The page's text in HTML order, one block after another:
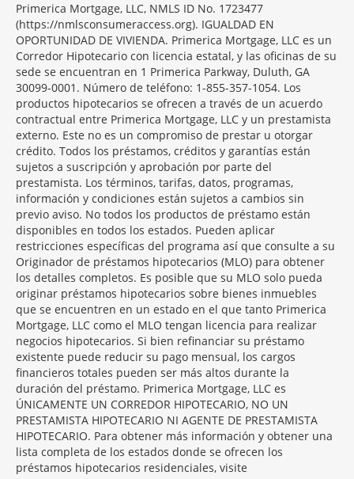
Primerica Mortgage, LLC, NMLS ID No. 1723477
(https://nmlsconsumeraccess.org). IGUALDAD EN
OPORTUNIDAD DE VIVIENDA. Primerica Mortgage, LLC es un
Corredor Hipotecario con licencia estatal, y las oficinas de su
sede se encuentran en 1 Primerica Parkway, Duluth, GA
30099-0001. Número de teléfono: 1-855-357-1054. Los
productos hipotecarios se ofrecen a través de un acuerdo
contractual entre Primerica Mortgage, LLC y un prestamista
externo. Este no es un compromiso de prestar u otorgar
crédito. Todos los préstamos, créditos y garantías están
sujetos a suscripción y aprobación por parte del
prestamista. Los términos, tarifas, datos, programas,
información y condiciones están sujetos a cambios sin
previo aviso. No todos los productos de préstamo están
disponibles en todos los estados. Pueden aplicar
restricciones específicas del programa así que consulte a su
Originador de préstamos hipotecarios (MLO) para obtener
los detalles completos. Es posible que su MLO solo pueda
originar préstamos hipotecarios sobre bienes inmuebles
que se encuentren en un estado en el que tanto Primerica
Mortgage, LLC como el MLO tengan licencia para realizar
negocios hipotecarios. Si bien refinanciar su préstamo
existente puede reducir su pago mensual, los cargos
financieros totales pueden ser más altos durante la
duración del préstamo. Primerica Mortgage, LLC es
ÚNICAMENTE UN CORREDOR HIPOTECARIO, NO UN
PRESTAMISTA HIPOTECARIO NI AGENTE DE PRESTAMISTA
HIPOTECARIO. Para obtener más información y obtener una
lista completa de los estados donde se ofrecen los
préstamos hipotecarios residenciales, visite